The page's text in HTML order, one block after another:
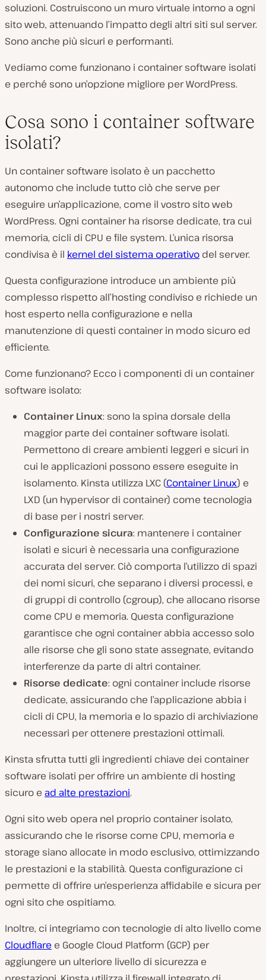
soluzioni. Costruiscono un muro virtuale intorno a ogni
sito web, attenuando l’impatto degli altri siti sul server.
Sono anche più sicuri e performanti.
Vediamo come funzionano i container software isolati
e perché sono un’opzione migliore per WordPress.
Cosa sono i container software
isolati?
Un container software isolato è un pacchetto
autonomo che include tutto ciò che serve per
eseguire un’applicazione, come il vostro sito web
WordPress. Ogni container ha risorse dedicate, tra cui
memoria, cicli di CPU e file system. L’unica risorsa
condivisa è il kernel del sistema operativo del server.
Questa configurazione introduce un ambiente più
complesso rispetto all’hosting condiviso e richiede un
host esperto nella configurazione e nella
manutenzione di questi container in modo sicuro ed
efficiente.
Come funzionano? Ecco i componenti di un container
software isolato:
Container Linux: sono la spina dorsale della
maggior parte dei container software isolati.
Permettono di creare ambienti leggeri e sicuri in
cui le applicazioni possono essere eseguite in
isolamento. Kinsta utilizza LXC (Container Linux) e
LXD (un hypervisor di container) come tecnologia
di base per i nostri server.
Configurazione sicura: mantenere i container
isolati e sicuri è necessaria una configurazione
accurata del server. Ciò comporta l’utilizzo di spazi
dei nomi sicuri, che separano i diversi processi, e
di gruppi di controllo (cgroup), che allocano risorse
come CPU e memoria. Questa configurazione
garantisce che ogni container abbia accesso solo
alle risorse che gli sono state assegnate, evitando
interferenze da parte di altri container.
Risorse dedicate: ogni container include risorse
dedicate, assicurando che l’applicazione abbia i
cicli di CPU, la memoria e lo spazio di archiviazione
necessari per ottenere prestazioni ottimali.
Kinsta sfrutta tutti gli ingredienti chiave dei container
software isolati per offrire un ambiente di hosting
sicuro e ad alte prestazioni.
Ogni sito web opera nel proprio container isolato,
assicurando che le risorse come CPU, memoria e
storage siano allocate in modo esclusivo, ottimizzando
le prestazioni e la stabilità. Questa configurazione ci
permette di offrire un’esperienza affidabile e sicura per
ogni sito che ospitiamo.
Inoltre, ci integriamo con tecnologie di alto livello come
Cloudflare e Google Cloud Platform (GCP) per
aggiungere un ulteriore livello di sicurezza e